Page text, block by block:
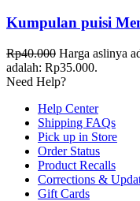
Kumpulan puisi
Rp40.000 Harga aslinya
adalah: Rp35.000.
Need Help?
Help Center
Shipping FAQs
Pick up in Store
Order Status
Product Recalls
Corrections &
Gift Cards